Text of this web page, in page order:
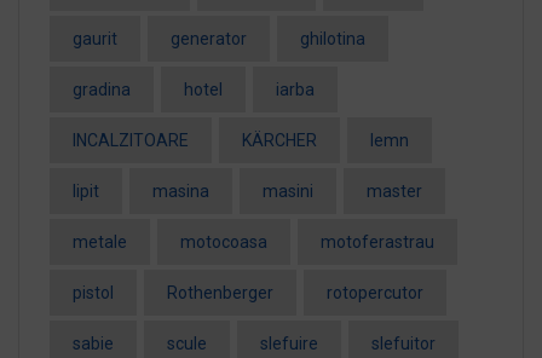
gaurit generator ghilotina
gradina hotel iarba
INCALZITOARE KÄRCHER lemn
lipit masina masini master
metale motocoasa motoferastrau
pistol Rothenberger rotopercutor
sabie scule slefuire slefuitor